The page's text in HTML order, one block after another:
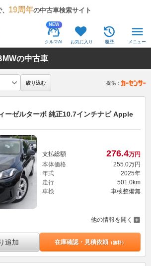
19周年の中古車検索サイト
NEW
クルマAI お気に入り 履歴 メニュー
の中古車
絞り込む 提供：
ーゼルターボ 純正10.7インチナビ Apple
支払総額 276.4万円
本体価格
255.0万円
年式
2025年
走行
501.0km
車検
車検整備無
他の情報を開く
追加 在庫確認・見積依頼（無料）